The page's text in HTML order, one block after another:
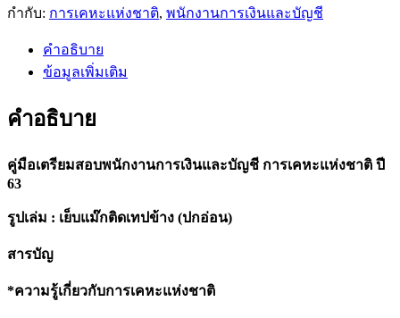
พนักงาน
เงิน
และ
การ
แห่ง
ปี
quantity
กำกับ: การเคหะแห่งชาติ, พนักงานการเงินและบัญชี
คำอธิบาย
ข้อมูลเพิ่มเติม
คำอธิบาย
คู่มือเตรียมสอบพนักงานการเงินและบัญชี การเคหะแห่งชาติ ปี
63
รูปเล่ม : เย็บแม๊กติดเทปข้าง (ปกอ่อน)
สารบัญ
*ความรู้เกี่ยวกับการเคหะแห่งชาติ